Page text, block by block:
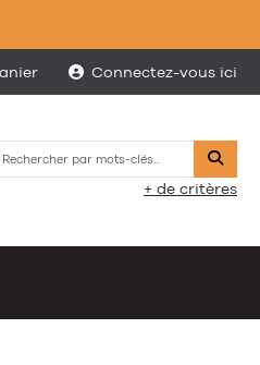
Connectez-vous ici
+ de critères